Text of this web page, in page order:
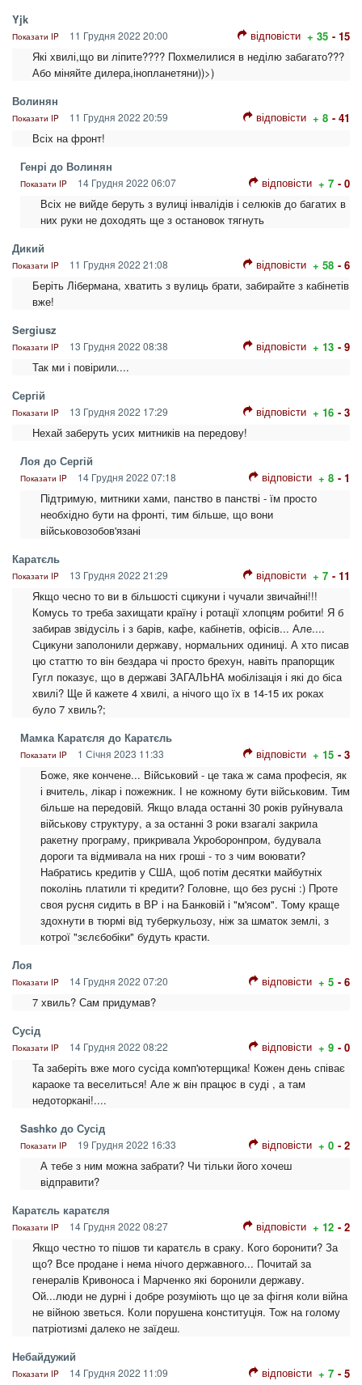
Yjk
Показати IP 11 Грудня 2022 20:00 відповісти + 35 - 15
Які хвилі,що ви ліпите???? Похмелилися в неділю забагато???
Або міняйте дилера,інопланетяни))>)
Волинян
Показати IP 11 Грудня 2022 20:59 відповісти + 8 - 41
Всіх на фронт!
Генрі до Волинян
Показати IP 14 Грудня 2022 06:07 відповісти + 7 - 0
Всіх не вийде беруть з вулиці інвалідів і селюків до багатих в
них руки не доходять ще з остановок тягнуть
Дикий
Показати IP 11 Грудня 2022 21:08 відповісти + 58 - 6
Беріть Лібермана, хватить з вулиць брати, забирайте з кабінетів
вже!
Sergiusz
Показати IP 13 Грудня 2022 08:38 відповісти + 13 - 9
Так ми і повірили....
Сергій
Показати IP 13 Грудня 2022 17:29 відповісти + 16 - 3
Нехай заберуть усих митників на передову!
Лоя до Сергій
Показати IP 14 Грудня 2022 07:18 відповісти + 8 - 1
Підтримую, митники хами, панство в панстві - їм просто
необхідно бути на фронті, тим більше, що вони
військовозобов'язані
Каратєль
Показати IP 13 Грудня 2022 21:29 відповісти + 7 - 11
Якщо чесно то ви в більшості сцикуни і чучали звичайні!!!
Комусь то треба захищати країну і ротації хлопцям робити! Я б
забирав звідусіль і з барів, кафе, кабінетів, офісів... Але....
Сцикуни заполонили державу, нормальних одиниці. А хто писав
цю статтю то він бездара чі просто брехун, навіть прапорщик
Гугл показує, що в державі ЗАГАЛЬНА мобілізація і які до біса
хвилі? Ще й кажете 4 хвилі, а нічого що їх в 14-15 их роках
було 7 хвиль?;
Мамка Каратєля до Каратєль
Показати IP 1 Січня 2023 11:33 відповісти + 15 - 3
Боже, яке кончене... Військовий - це така ж сама професія, як
і вчитель, лікар і пожежник. І не кожному бути військовим. Тим
більше на передовій. Якщо влада останні 30 років руйнувала
військову структуру, а за останні 3 роки взагалі закрила
ракетну програму, прикривала Укроборонпром, будувала
дороги та відмивала на них гроші - то з чим воювати?
Набратись кредитів у США, щоб потім десятки майбутніх
поколінь платили ті кредити? Головне, що без русні :) Проте
своя русня сидить в ВР і на Банковій і "м'ясом". Тому краще
здохнути в тюрмі від туберкульозу, ніж за шматок землі, з
котрої "зєлєбобіки" будуть красти.
Лоя
Показати IP 14 Грудня 2022 07:20 відповісти + 5 - 6
7 хвиль? Сам придумав?
Сусід
Показати IP 14 Грудня 2022 08:22 відповісти + 9 - 0
Та заберіть вже мого сусіда комп'ютерщика! Кожен день співає
караоке та веселиться! Але ж він працює в суді , а там
недоторкані!....
Sashko до Сусід
Показати IP 19 Грудня 2022 16:33 відповісти + 0 - 2
А тебе з ним можна забрати? Чи тільки його хочеш
відправити?
Каратєль каратєля
Показати IP 14 Грудня 2022 08:27 відповісти + 12 - 2
Якщо честно то пішов ти каратєль в сраку. Кого боронити? За
що? Все продане і нема нічого державного... Почитай за
генералів Кривоноса і Марченко які боронили державу.
Ой...люди не дурні і добре розуміють що це за фігня коли війна
не війною зветься. Коли порушена конституція. Тож на голому
патріотизмі далеко не заїдеш.
Небайдужий
Показати IP 14 Грудня 2022 11:09 відповісти + 7 - 5